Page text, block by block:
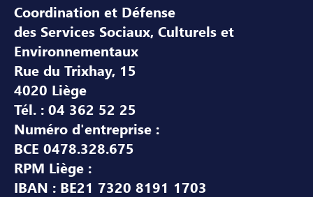
Coordination et Défense
des Services Sociaux, Culturels et
Environnementaux
Rue du Trixhay, 15
4020 Liège
Tél. : 04 362 52 25
Numéro d'entreprise :
BCE 0478.328.675
RPM Liège :
IBAN : BE21 7320 8191 1703